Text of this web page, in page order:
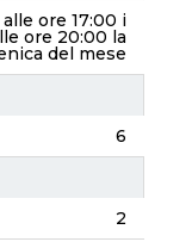
ore 17:00 i
ore 20:00 la
del mese
6
2